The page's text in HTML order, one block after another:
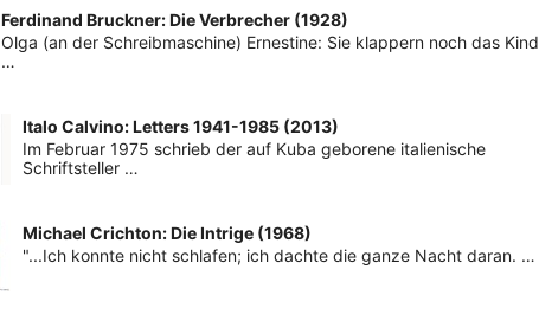
Ferdinand Bruckner: Die Verbrecher (1928)
Olga (an der Schreibmaschine) Ernestine: Sie klappern noch das Kind
…
Italo Calvino: Letters 1941-1985 (2013)
Im Februar 1975 schrieb der auf Kuba geborene italienische
Schriftsteller …
Michael Crichton: Die Intrige (1968)
"...Ich konnte nicht schlafen; ich dachte die ganze Nacht daran. …